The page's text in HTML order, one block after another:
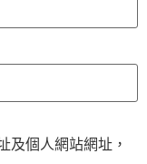
及個人網站網址，